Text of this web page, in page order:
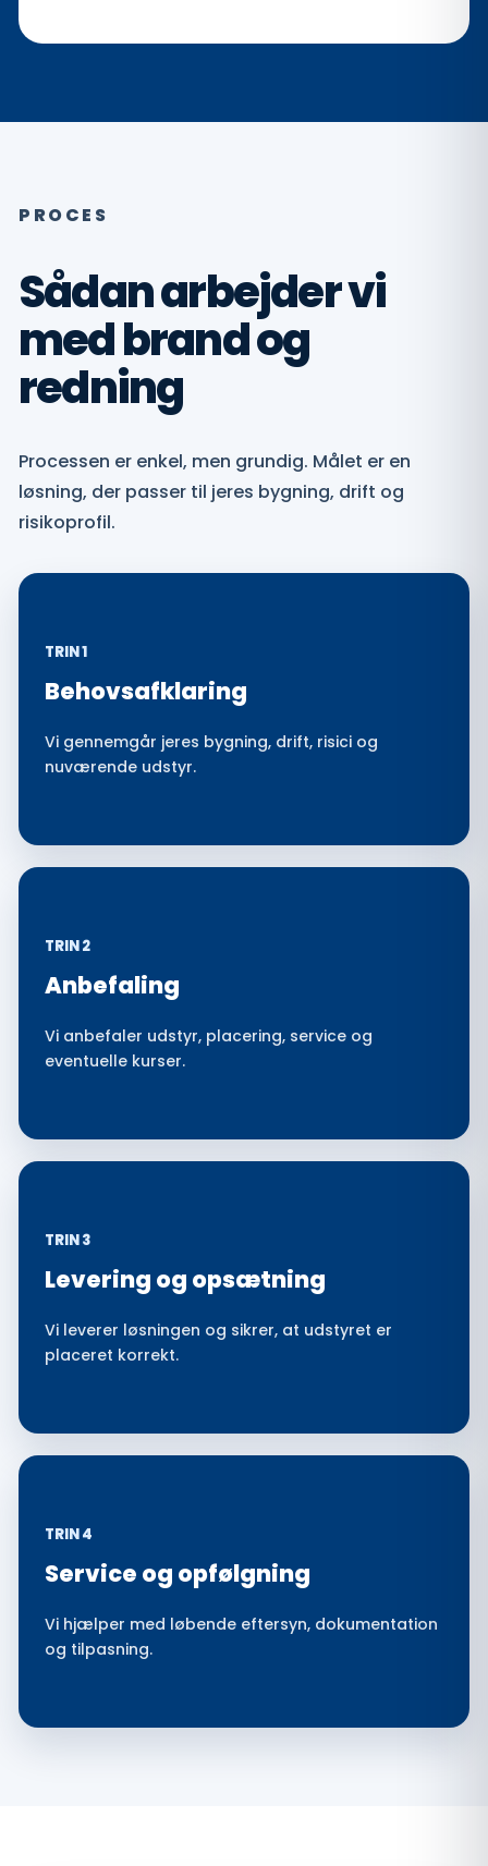
PROCES
Sådan arbejder vi
med brand og
redning
Processen er enkel, men grundig. Målet er en
løsning, der passer til jeres bygning, drift og
risikoprofil.
TRIN 1
Behovsafklaring
Vi gennemgår jeres bygning, drift, risici og
nuværende udstyr.
TRIN 2
Anbefaling
Vi anbefaler udstyr, placering, service og
eventuelle kurser.
TRIN 3
Levering og opsætning
Vi leverer løsningen og sikrer, at udstyret er
placeret korrekt.
TRIN 4
Service og opfølgning
Vi hjælper med løbende eftersyn, dokumentation
og tilpasning.